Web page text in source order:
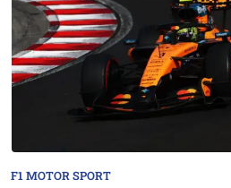
F1 MOTOR SPORT